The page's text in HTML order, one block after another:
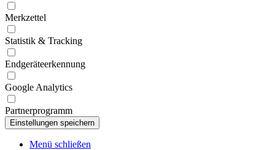
Merkzettel
Statistik & Tracking
Endgeräteerkennung
Google Analytics
Partnerprogramm
Menü schließen